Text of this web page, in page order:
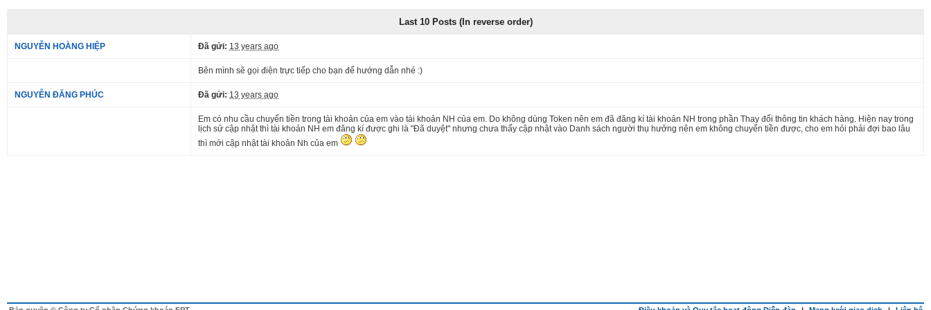
Last 10 Posts (In reverse order)
NGUYỄN HOÀNG HIỆP Đã gửi: 13 years ago
Bên mình sẽ gọi điện trực tiếp cho bạn để hướng dẫn nhé :)
NGUYỄN ĐĂNG PHÚC Đã gửi: 13 years ago
Em có nhu cầu chuyển tiền trong tài khoản của em vào tài khoản NH của em. Do không dùng Token nên em đã đăng kí tài khoản NH trong phần Thay đổi thông tin khách hàng. Hiện nay trong
lịch sử cập nhật thì tài khoản NH em đăng kí được ghi là "Đã duyệt" nhưng chưa thấy cập nhật vào Danh sách người thụ hưởng nên em không chuyển tiền được, cho em hỏi phải đợi bao lâu
thì mới cập nhật tài khoản Nh của em